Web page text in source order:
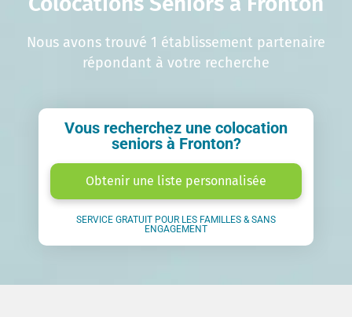
Nous avons trouvé 1 établissement partenaire
répondant à votre recherche
Vous recherchez une colocation
seniors à Fronton?
Obtenir une liste personnalisée
SERVICE GRATUIT POUR LES FAMILLES & SANS
ENGAGEMENT